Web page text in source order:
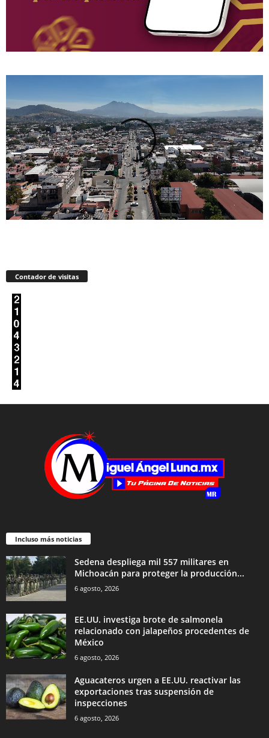
Contador de visitas
Incluso más noticias
Sedena despliega mil 557 militares en
Michoacán para proteger la producción...
6 agosto, 2026
EE.UU. investiga brote de salmonela
relacionado con jalapeños procedentes de
México
6 agosto, 2026
Aguacateros urgen a EE.UU. reactivar las
exportaciones tras suspensión de
inspecciones
6 agosto, 2026